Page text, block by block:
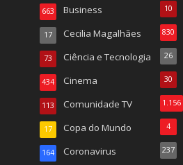
Business
663
Cecilia Magalhães
17
Ciência e Tecnologia
73
Cinema
434
Comunidade TV
113
Copa do Mundo
17
Coronavirus
164
10
830
26
30
1.156
4
237